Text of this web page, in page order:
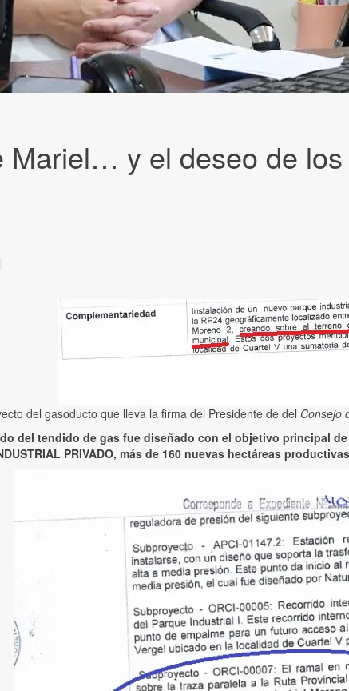
Mariel… y el deseo de
del gasoducto que lleva la firma del Presidente de del Consejo
del tendido de gas fue diseñado con el objetivo principal
PRIVADO, más de 160 nuevas hectáreas